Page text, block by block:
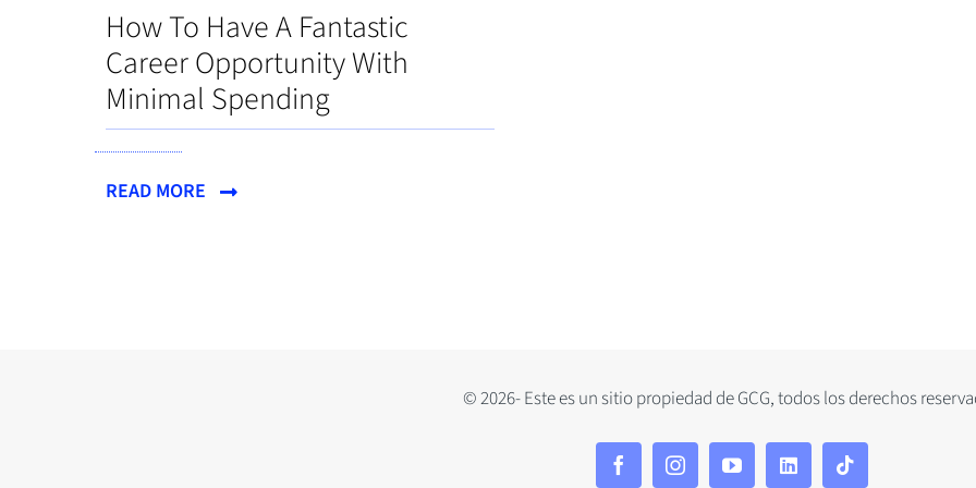
How To Have A Fantastic
Career Opportunity With
Minimal Spending
READ MORE
© 2026- Este es un sitio propiedad de GCG, todos los derechos